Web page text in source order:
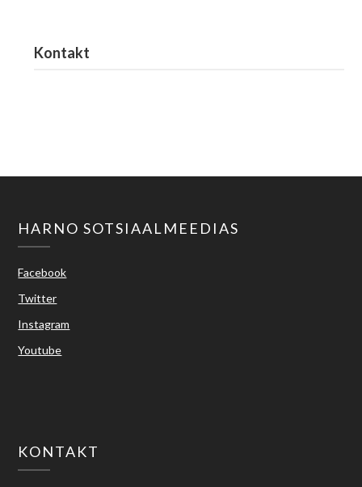
Kontakt
HARNO SOTSIAALMEEDIAS
Facebook
Twitter
Instagram
Youtube
KONTAKT